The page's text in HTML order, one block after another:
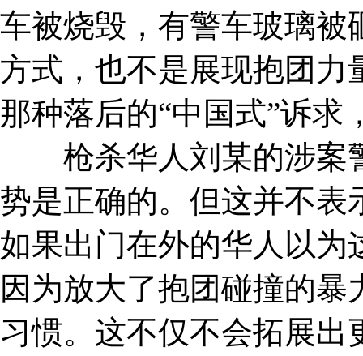
车被烧毁，有警车玻璃被
方式，也不是展现抱团力
那种落后的“中国式”诉求
枪杀华人刘某的涉案
势是正确的。但这并不表
如果出门在外的华人以为
因为放大了抱团碰撞的
习惯。这不仅不会拓展